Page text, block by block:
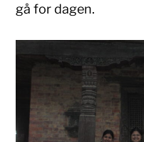
gå for dagen.